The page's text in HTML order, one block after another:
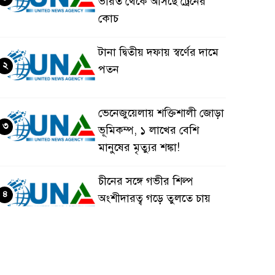
কোচ
টানা দ্বিতীয় দফায় স্বর্ণের দামে
পতন
২
ভেনেজুয়েলায় শক্তিশালী জোড়া
ভূমিকম্প, ১ লাখের বেশি
মানুষের মৃত্যুর শঙ্কা!
৩
চীনের সঙ্গে গভীর শিল্প
অংশীদারত্ব গড়ে তুলতে চায়
৪